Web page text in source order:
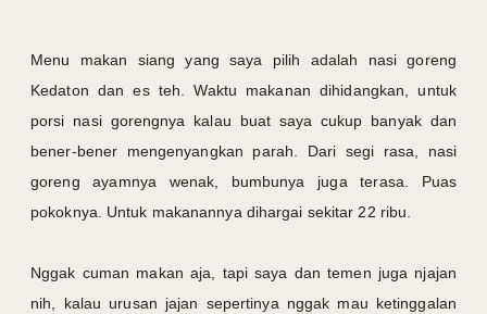
Menu makan siang yang saya pilih adalah nasi goreng
Kedaton dan es teh. Waktu makanan dihidangkan, untuk
porsi nasi gorengnya kalau buat saya cukup banyak dan
bener-bener mengenyangkan parah. Dari segi rasa, nasi
goreng ayamnya wenak, bumbunya juga terasa. Puas
pokoknya. Untuk makanannya dihargai sekitar 22 ribu.
Nggak cuman makan aja, tapi saya dan temen juga njajan
nih, kalau urusan jajan sepertinya nggak mau ketinggalan